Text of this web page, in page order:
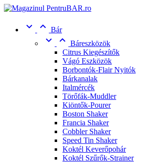
  Bár
  Báreszközök
Citrus Kiegészítők
Vágó Eszközök
Borbontók-Flair Nyitók
Bárkanalak
Italmércék
Törőfák-Muddler
Kiöntők-Pourer
Boston Shaker
Francia Shaker
Cobbler Shaker
Speed Tin Shaker
Koktél Keverőpohár
Koktél Szűrők-Strainer